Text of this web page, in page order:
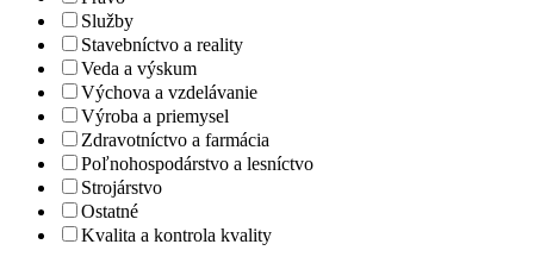
Služby
Stavebníctvo a reality
Veda a výskum
Výchova a vzdelávanie
Výroba a priemysel
Zdravotníctvo a farmácia
Poľnohospodárstvo a lesníctvo
Strojárstvo
Ostatné
Kvalita a kontrola kvality